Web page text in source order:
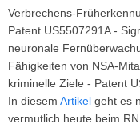
Verbrechens-
Patent US5507291A -
neuronale
Fähigkeiten von NSA-
kriminelle Ziele - Patent
In diesem Artikel geht es
vermutlich heute beim